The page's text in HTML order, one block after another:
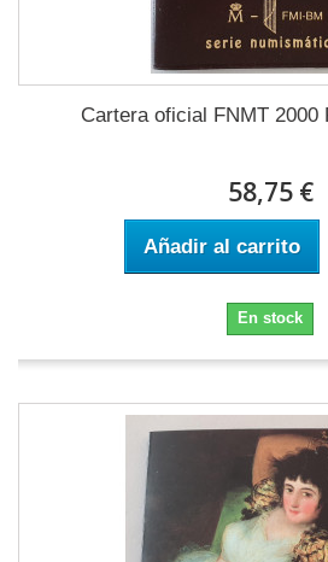
Cartera oficial FNMT 2000
58,75 €
Añadir al carrito
En stock